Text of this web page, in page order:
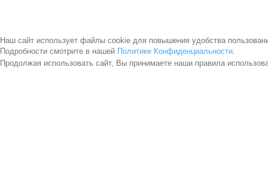
Наш сайт использует файлы cookie для повышения удобства
Подробности смотрите в нашей Политике Конфиденциальности.
Продолжая использовать сайт, Вы принимаете наши правила